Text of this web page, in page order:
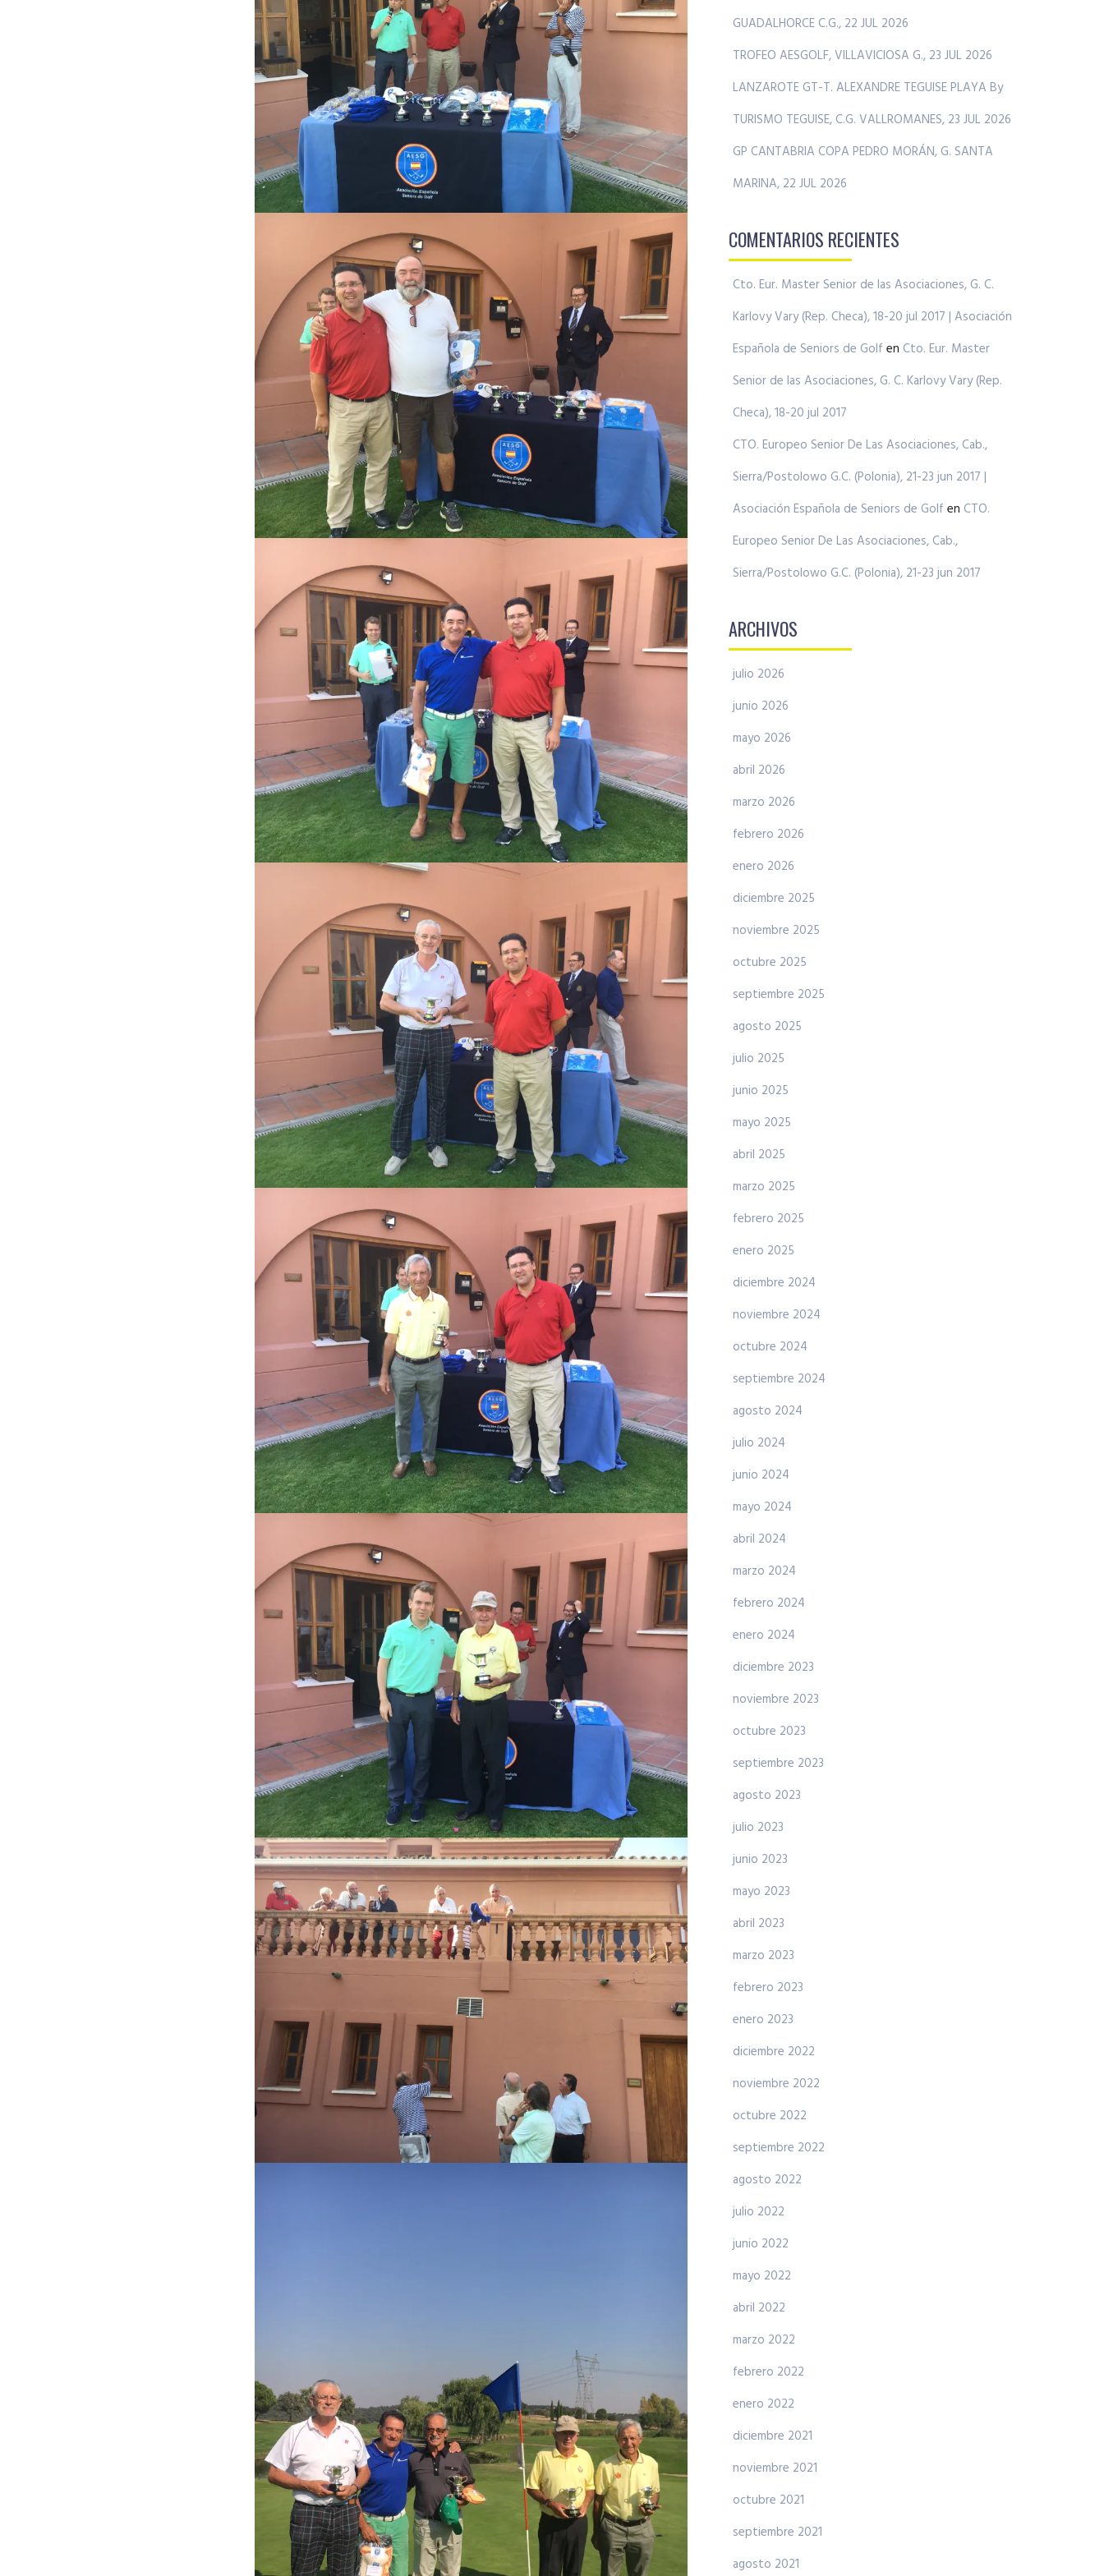
GUADALHORCE C.G., 22 JUL 2026
TROFEO AESGOLF, VILLAVICIOSA G., 23 JUL 2026
LANZAROTE GT-T. ALEXANDRE TEGUISE PLAYA By
TURISMO TEGUISE, C.G. VALLROMANES, 23 JUL 2026
GP CANTABRIA COPA PEDRO MORÁN, G. SANTA
MARINA, 22 JUL 2026
COMENTARIOS RECIENTES
Cto. Eur. Master Senior de las Asociaciones, G. C.
Karlovy Vary (Rep. Checa), 18-20 jul 2017 | Asociación
Española de Seniors de Golf en Cto. Eur. Master
Senior de las Asociaciones, G. C. Karlovy Vary (Rep.
Checa), 18-20 jul 2017
CTO. Europeo Senior De Las Asociaciones, Cab.,
Sierra/Postolowo G.C. (Polonia), 21-23 jun 2017 |
Asociación Española de Seniors de Golf en CTO.
Europeo Senior De Las Asociaciones, Cab.,
Sierra/Postolowo G.C. (Polonia), 21-23 jun 2017
ARCHIVOS
julio 2026
junio 2026
mayo 2026
abril 2026
marzo 2026
febrero 2026
enero 2026
diciembre 2025
noviembre 2025
octubre 2025
septiembre 2025
agosto 2025
julio 2025
junio 2025
mayo 2025
abril 2025
marzo 2025
febrero 2025
enero 2025
diciembre 2024
noviembre 2024
octubre 2024
septiembre 2024
agosto 2024
julio 2024
junio 2024
mayo 2024
abril 2024
marzo 2024
febrero 2024
enero 2024
diciembre 2023
noviembre 2023
octubre 2023
septiembre 2023
agosto 2023
julio 2023
junio 2023
mayo 2023
abril 2023
marzo 2023
febrero 2023
enero 2023
diciembre 2022
noviembre 2022
octubre 2022
septiembre 2022
agosto 2022
julio 2022
junio 2022
mayo 2022
abril 2022
marzo 2022
febrero 2022
enero 2022
diciembre 2021
noviembre 2021
octubre 2021
septiembre 2021
agosto 2021